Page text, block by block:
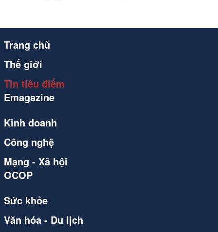
Trang chủ
Thế giới
Tin tiêu điểm
Emagazine
Kinh doanh
Công nghệ
Mạng - Xã hội
OCOP
Sức khỏe
Văn hóa - Du lịch